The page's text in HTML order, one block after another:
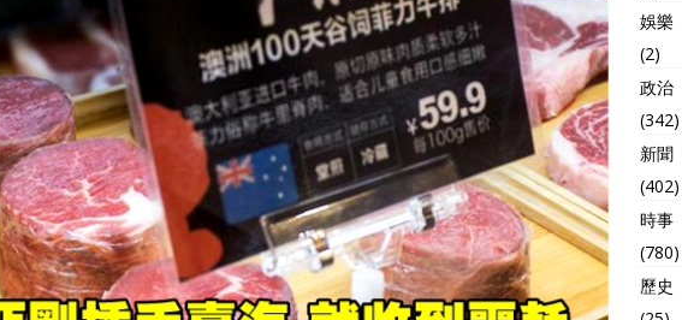
娛樂
(2)
政治
(342)
新聞
(402)
時事
(780)
歷史